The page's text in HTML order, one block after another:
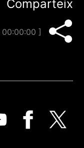
Comparteix
00:00:00 ]